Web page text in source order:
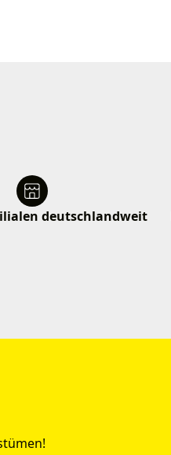
deutschlandweit